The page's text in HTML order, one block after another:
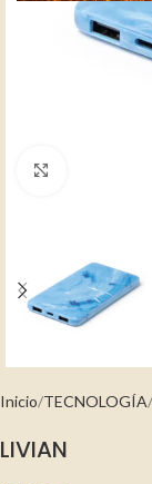
Inicio TECNOLOGÍA
LIVIAN